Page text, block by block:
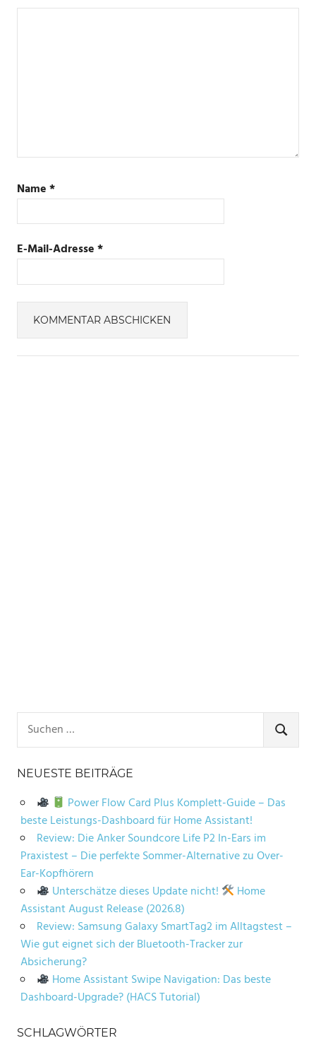
Name*
E-Mail-Adresse*
nach:
SUCHEN
NEUESTE BEITRÄGE
Power Flow Card Plus Komplett-Guide – Das
beste Leistungs-Dashboard für Home Assistant!
Review: Die Anker Soundcore Life P2 In-Ears im
Praxistest – Die perfekte Sommer-Alternative zu Over-
Ear-Kopfhörern
Unterschätze dieses Update nicht!
Home
Assistant August Release (2026.8)
Review: Samsung Galaxy SmartTag2 im Alltagstest –
Wie gut eignet sich der Bluetooth-Tracker zur
Absicherung?
Home Assistant Swipe Navigation: Das beste
Dashboard-Upgrade? (HACS Tutorial)
SCHLAGWÖRTER